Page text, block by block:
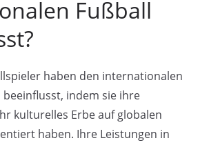
Fußball
haben den internationalen
indem sie ihre
kulturelles Erbe auf globalen
haben. Ihre Leistungen in